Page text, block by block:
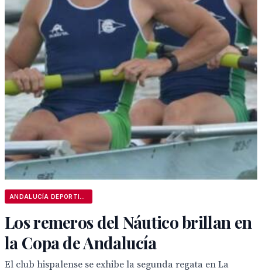
Los remeros del Náutico brillan en
la Copa de Andalucía
El club hispalense se exhibe la segunda regata en La